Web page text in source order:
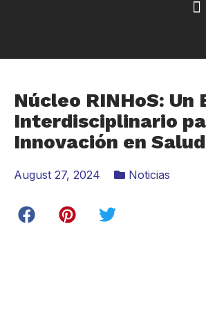
Núcleo RINHoS: Un
Interdisciplinario
Innovación en Salud
August 27, 2024 Noticias